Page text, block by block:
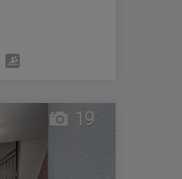
19